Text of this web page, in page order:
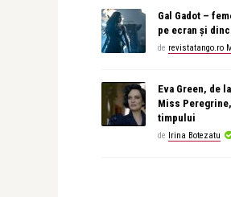
Gal Gadot –
pe ecran și
de revistatango.ro
Eva Green, de
Miss
timpului
de Irina Botezatu